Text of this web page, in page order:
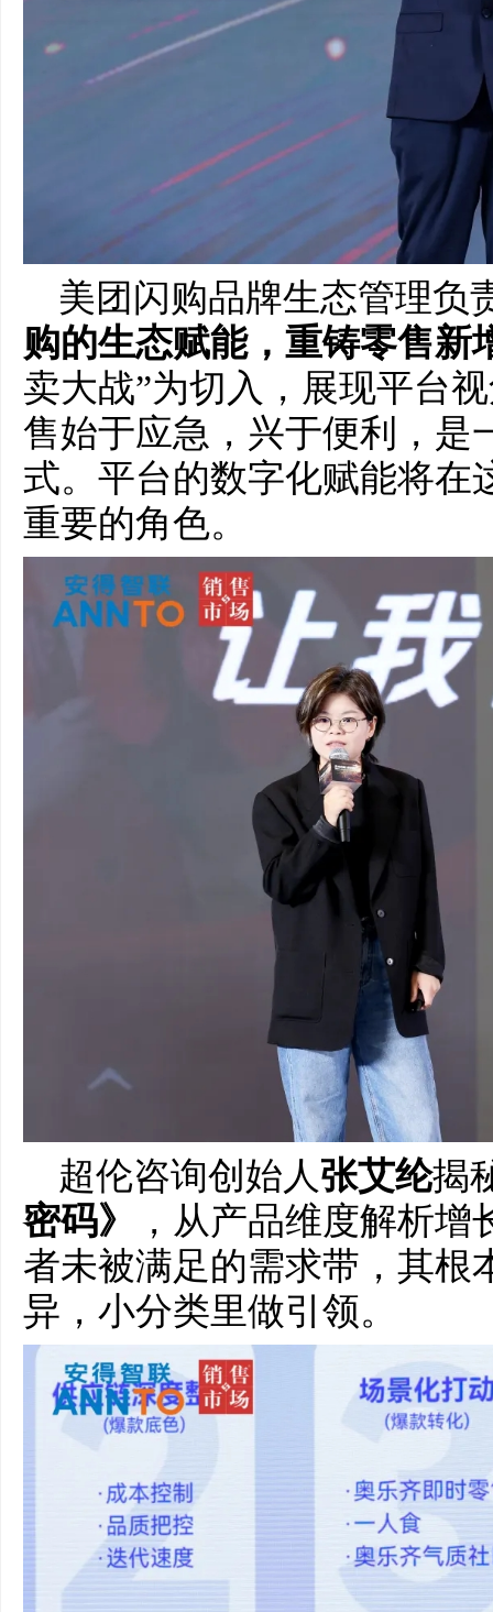
美团闪购品牌生态管理负
购的生态赋能，重铸零售新
卖大战”为切入，展现平台
售始于应急，兴于便利，是
式。平台的数字化赋能将在
重要的角色。
超伦咨询创始人张艾纶揭
密码》
，从产品维度解析
者未被满足的需求带，其根
异，小分类里做引领。